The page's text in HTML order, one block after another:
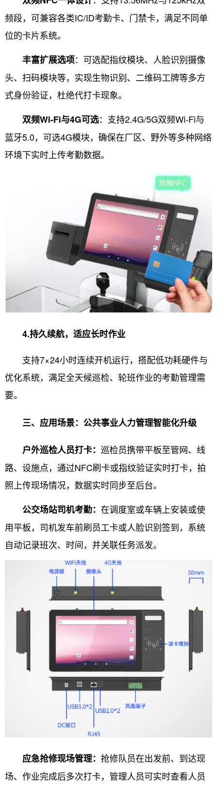
频段，可兼容各类IC/ID考勤卡、门禁卡，满足不同单
位的卡片系统。
丰富扩展选项：可选配指纹模块、人脸识别摄像
头、扫码模块等，实现生物识别、二维码工牌等多方
式身份验证，杜绝代打卡现象。
双频Wi-Fi与4G可选：支持2.4G/5G双频Wi-Fi与
蓝牙5.0，可选4G模块，确保在厂区、野外等多种网络
环境下实时上传考勤数据。
4.持久续航，适应长时作业
支持7×24小时连续开机运行，搭配低功耗硬件与
优化系统，满足全天候巡检、轮班作业的考勤管理需
要。
三、应用场景：公共事业人力管理智能化升级
户外巡检人员打卡： 巡检员携带平板至管网、线
路、设施点，通过NFC刷卡或指纹验证实时打卡，拍
照上传现场情况，数据实时同步至后台。
公交场站司机考勤： 在调度室或车辆上安装或使
用平板，司机发车前刷员工卡或人脸识别签到，系统
自动记录班次、时间，并关联任务派发。
应急抢修现场管理： 抢修队员在出发前、到达现
场、作业完成后多次打卡，管理人员可实时查看人员